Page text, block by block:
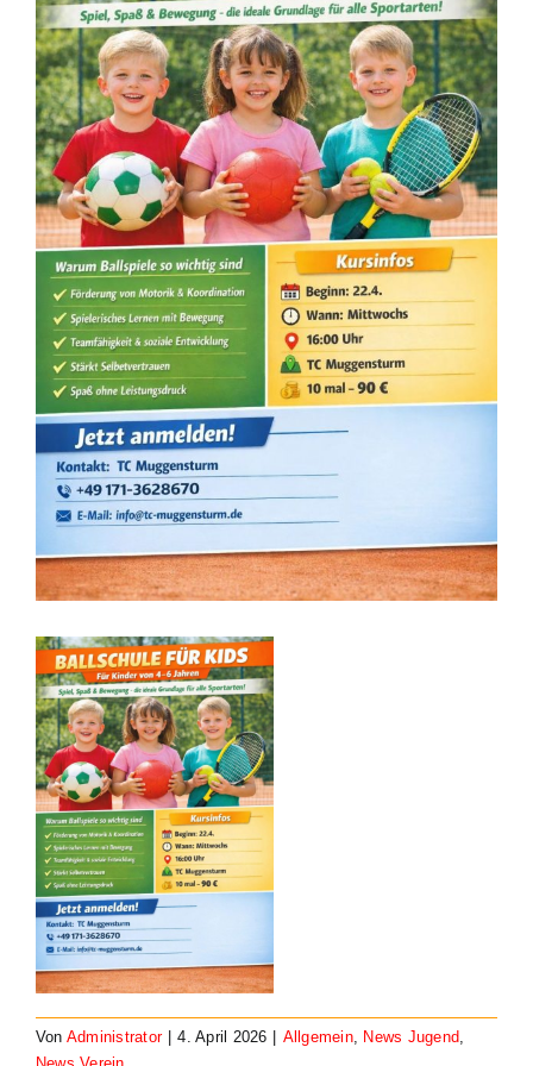
Veranstaltungen
Kontakt
Von Administrator 4. April 2026 Allgemein, News Jugend,